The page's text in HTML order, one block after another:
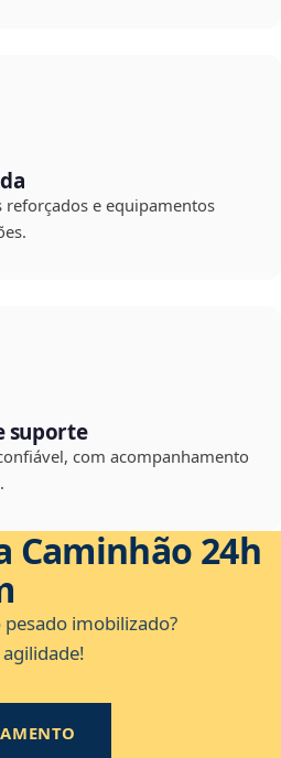
e equipamentos
suporte
com acompanhamento
Caminhão 24h
imobilizado?